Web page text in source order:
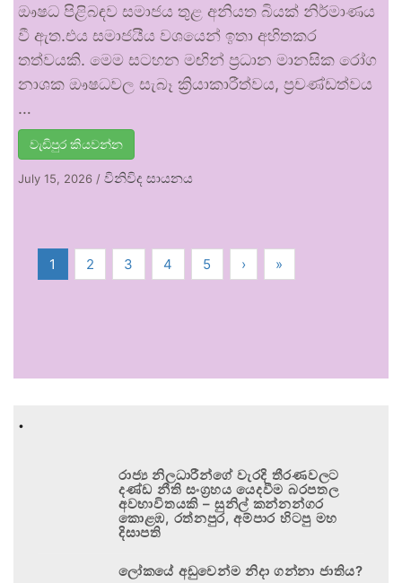
ඖෂධ පිළිබඳව සමාජය තුළ අනියත බියක් නිර්මාණය
වී ඇත.එය සමාජයීය වශයෙන් ඉතා අහිතකර
තත්වයකි. මෙම සටහන මඟින් ප්‍රධාන මානසික රෝග
නාශක ඖෂධවල සැබෑ ක්‍රියාකාරීත්වය, ප්‍රචණ්ඩත්වය
…
වැඩිපුර කියවන්න
July 15, 2026 / විනිවිද සායනය
1 2 3 4 5 › »
.
රාජ්‍ය නිලධාරීන්ගේ වැරදි තීරණවලට
දණ්ඩ නීති සංග්‍රහය යෙදවීම බරපතල
අවභාවිතයකි – සුනිල් කන්නන්ගර
කොළඹ, රත්නපුර, අම්පාර හිටපු මහ
දිසාපති
ලෝකයේ අඩුවෙන්ම නිදා ගන්නා ජාතිය?